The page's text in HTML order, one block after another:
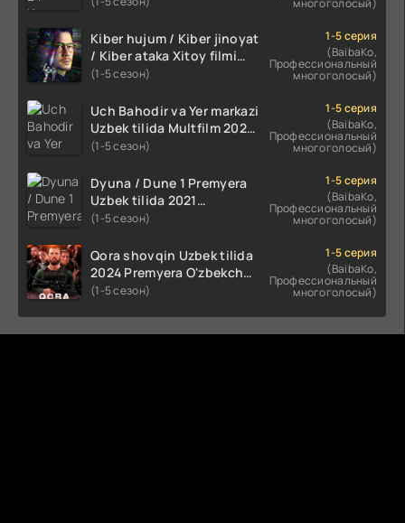
многоголосый)
Kiber hujum / Kiber jinoyat
/ Kiber ataka Xitoy filmi
Uzbek tilida O'zbekcha
HD skachat
(1-5 сезон)
1-5 серия
(BaibaKo,
Профессиональный
многоголосый)
Uch Bahodir va Yer markazi
Uzbek tilida Multfilm 2025
tarjima HD skachat
(1-5 сезон)
1-5 серия
(BaibaKo,
Профессиональный
многоголосый)
Dyuna / Dune 1 Premyera
Uzbek tilida 2021
O'zbekcha tarjima kino HD
(1-5 сезон)
1-5 серия
(BaibaKo,
Профессиональный
многоголосый)
Qora shovqin Uzbek tilida
2024 Premyera O'zbekcha
tarjima kino HD skachat
(1-5 сезон)
1-5 серия
(BaibaKo,
Профессиональный
многоголосый)